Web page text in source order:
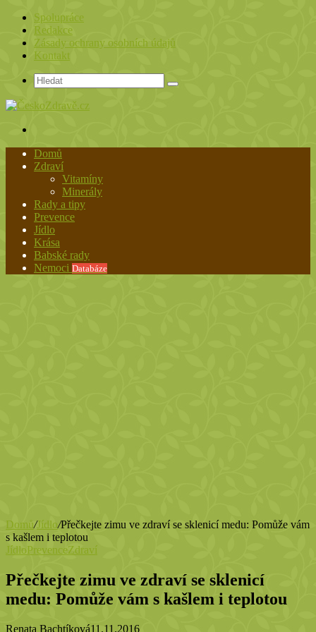
Spolupráce
Redakce
Zásady ochrany osobních údajů
Kontakt
Hledat
Domů
Zdraví
Vitamíny
Minerály
Rady a tipy
Prevence
Jídlo
Krása
Babské rady
Nemoci Databáze
Domů/Jídlo/Přečkejte zimu ve zdraví se sklenicí medu: Pomůže vám
s kašlem i teplotou
JídloPrevenceZdraví
Přečkejte zimu ve zdraví se sklenicí
medu: Pomůže vám s kašlem i teplotou
Renata Bachtíková11.11.2016